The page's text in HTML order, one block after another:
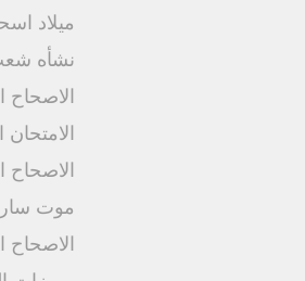
ميلاد
نشأه
الاصحاح
الامتحان
الاصحاح
موت
الاصحاح